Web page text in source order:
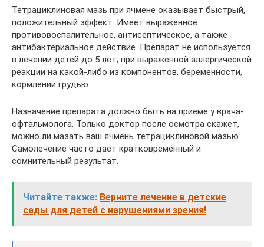
Тетрациклиновая мазь при ячмене оказывает быстрый,
положительный эффект. Имеет выраженное
противовоспалительное, антисептическое, а также
антибактериальное действие. Препарат не используется
в лечении детей до 5 лет, при выраженной аллергической
реакции на какой-либо из компонентов, беременности,
кормлении грудью.
Назначение препарата должно быть на приеме у врача-
офтальмолога. Только доктор после осмотра скажет,
можно ли мазать ваш ячмень тетрациклиновой мазью.
Самолечение часто дает кратковременный и
сомнительный результат.
Читайте также: Верните лечение в детские
сады для детей с нарушениями зрения!